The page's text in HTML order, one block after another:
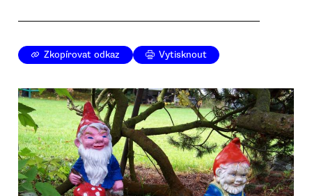
Zkopírovat odkaz Vytisknout